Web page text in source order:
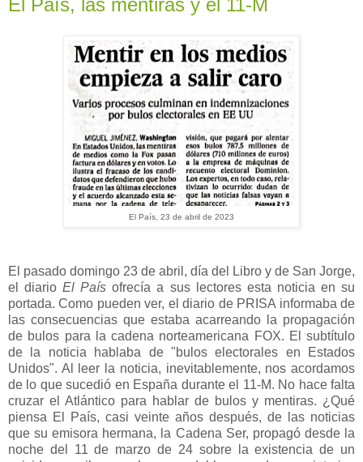
El País, las mentiras y el 11-M
El País, 23 de abril de 2023
El pasado domingo 23 de abril, día del Libro y de San Jorge,
el diarioEl Paísofrecía a sus lectores esta noticia en su
portada. Como pueden ver, el diario de PRISA informaba de
las consecuencias que estaba acarreando la propagación
de bulos para la cadena norteamericana FOX. El subtítulo
de la noticia hablaba de "bulos electorales en Estados
Unidos". Al leer la noticia, inevitablemente, nos acordamos
de lo que sucedió en España durante el 11-M. No hace falta
cruzar el Atlántico para hablar de bulos y mentiras. ¿Qué
piensa El País, casi veinte años después, de las noticias
que su emisora hermana, la Cadena Ser, propagó desde la
noche del 11 de marzo de 24 sobre la existencia de un